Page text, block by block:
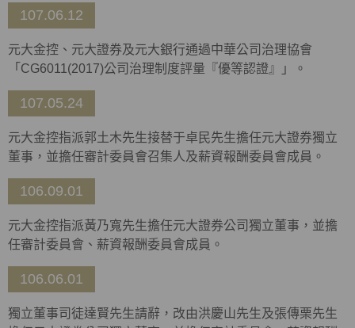
107.06.12
元大金控、元大證券及元大銀行通過中華公司治理協會
「CG6011(2017)公司治理制度評量『優等認證』」。
107.05.24
元大金控指派郭土木先生接替于卓民先生擔任元大證券獨立
董事，並擔任審計委員會召集人及薪資報酬委員會成員。
106.09.01
元大金控指派黃乃寬先生擔任元大證券公司獨立董事，並擔
任審計委員會、薪資報酬委員會成員。
106.06.01
獨立董事司徒達賢先生請辭，改由洪慶山先生及張傳栗先生